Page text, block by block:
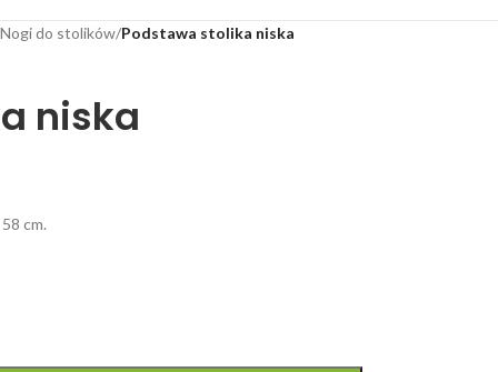
Nogi do stolików/Podstawa stolika niska
niska
cm.